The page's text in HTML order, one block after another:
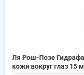
Ля Рош-Позе
кожи вокруг глаз 15